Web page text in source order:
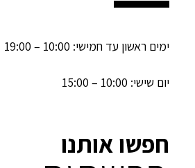
ימים ראשון עד חמישי: 10:00 – 19:00
יום שישי: 10:00 – 15:00
חפשו אותנו